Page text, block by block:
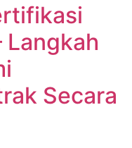
Langkah
Secara